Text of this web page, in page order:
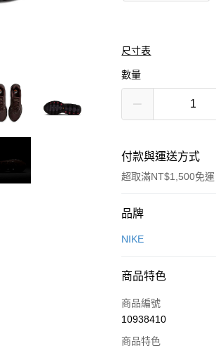
尺寸表
數量
付款與運送方式
超取滿NT$1,500免運
付款方式
信用卡一次付款
合作金庫商業銀行
華南商業銀行
上海商業儲蓄銀行
LINE Pay
Apple Pay
品牌
NIKE
商品特色
商品編號
10938410
商品特色